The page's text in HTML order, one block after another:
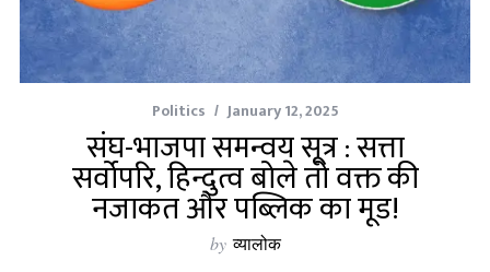
Politics January 12, 2025
संघ-भाजपा समन्वय सूत्र : सत्ता
सर्वोपरि, हिन्दुत्व बोले तो वक्त की
नजाकत और पब्लिक का मूड!
by व्यालोक